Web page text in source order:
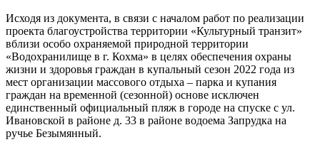
Исходя из документа, в связи с началом работ по реализации
проекта благоустройства территории «Культурный транзит»
вблизи особо охраняемой природной территории
«Водохранилище в г. Кохма» в целях обеспечения охраны
жизни и здоровья граждан в купальный сезон 2022 года из
мест организации массового отдыха – парка и купания
граждан на временной (сезонной) основе исключен
единственный официальный пляж в городе на спуске с ул.
Ивановской в районе д. 33 в районе водоема Запрудка на
ручье Безымянный.